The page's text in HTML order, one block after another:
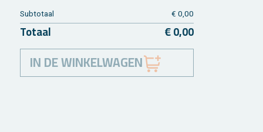
Sub­to­taal € 0,00
To­taal € 0,00
IN DE WINKELWAGEN